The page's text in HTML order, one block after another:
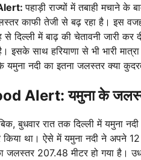
पहाड़ी राज्यों में तबाही मचाने के
काफी तेजी से बढ़ रहा है। इस
दिल्ली में बाढ़ की चेतावनी जारी कर
इसके साथ हरियाणा से भी भारी
नदी का इतना जलस्तर क्या
Alert: यमुना के जलस्तर
बुधवार रात तक दिल्ली में यमुना
किया था। ऐसे में यमुना नदी ने अपने
जलस्तर 207.48 मीटर हो गया है।